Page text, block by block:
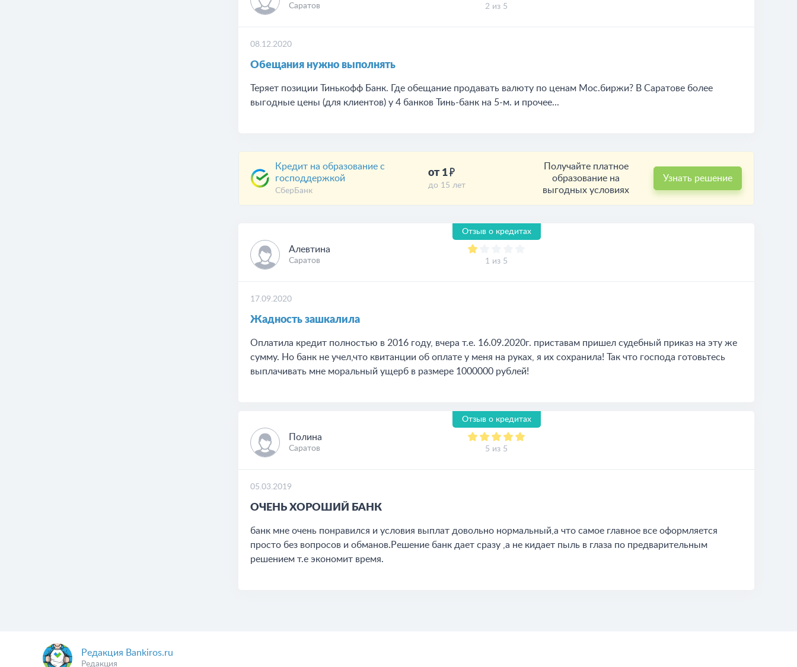
Саратов 2 из 5
08.12.2020
Обещания нужно выполнять
Теряет позиции Тинькофф Банк. Где обещание продавать валюту по ценам Мос.биржи? В Саратове более
выгодные цены (для клиентов) у 4 банков Тинь-банк на 5-м. и прочее...
Кредит на образование с
господдержкой
СберБанк
от 1
до 15 лет
Получайте платное
образование на
выгодных условиях
Узнать решение
Отзыв о кредитах
Алевтина
Саратов 1 из 5
17.09.2020
Жадность зашкалила
Оплатила кредит полностью в 2016 году, вчера т.е. 16.09.2020г. приставам пришел судебный приказ на эту же
сумму. Но банк не учел,что квитанции об оплате у меня на руках, я их сохранила! Так что господа готовьтесь
выплачивать мне моральный ущерб в размере 1000000 рублей!
Отзыв о кредитах
Полина
Саратов 5 из 5
05.03.2019
ОЧЕНЬ ХОРОШИЙ БАНК
банк мне очень понравился и условия выплат довольно нормальный,а что самое главное все оформляется
просто без вопросов и обманов.Решение банк дает сразу ,а не кидает пыль в глаза по предварительным
решением т.е экономит время.
Редакция Bankiros.ru
Редакция